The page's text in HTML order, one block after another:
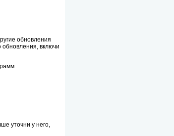
обновления
обновления, включи
уточни у него,